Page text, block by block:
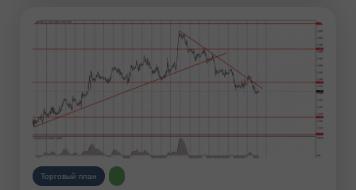
Торговый план